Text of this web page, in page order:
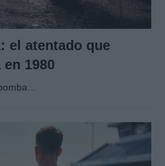
el atentado que
1980